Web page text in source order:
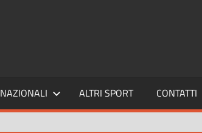
NAZIONALI ALTRI SPORT CONTATTI